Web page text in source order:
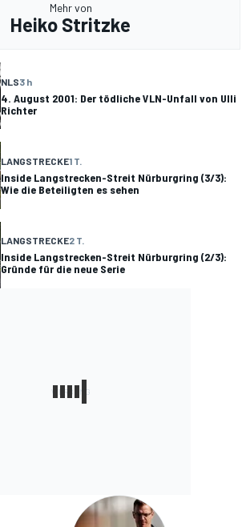
Mehr von
Heiko Stritzke
NLS3 h
4. August 2001: Der tödliche VLN-Unfall von Ulli
Richter
LANGSTRECKE1 T.
Inside Langstrecken-Streit Nürburgring (3/3):
Wie die Beteiligten es sehen
LANGSTRECKE2 T.
Inside Langstrecken-Streit Nürburgring (2/3):
Gründe für die neue Serie